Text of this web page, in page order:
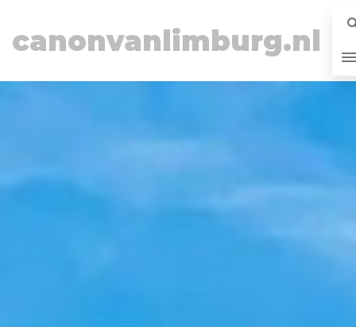
canonvanlimburg.nl